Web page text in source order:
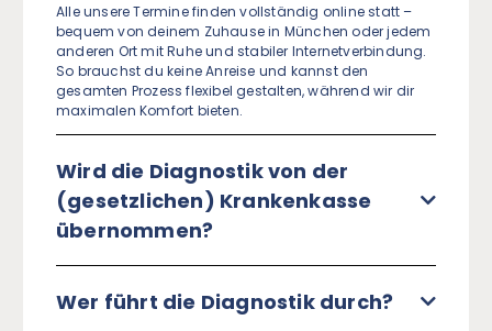
Alle unsere Termine finden vollständig online statt –
bequem von deinem Zuhause in München oder jedem
anderen Ort mit Ruhe und stabiler Internetverbindung.
So brauchst du keine Anreise und kannst den
gesamten Prozess flexibel gestalten, während wir dir
maximalen Komfort bieten.
Wird die Diagnostik von der
(gesetzlichen) Krankenkasse
übernommen?
Wer führt die Diagnostik durch?